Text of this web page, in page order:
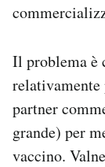
Il problema è
partner
grande) per
vaccino.